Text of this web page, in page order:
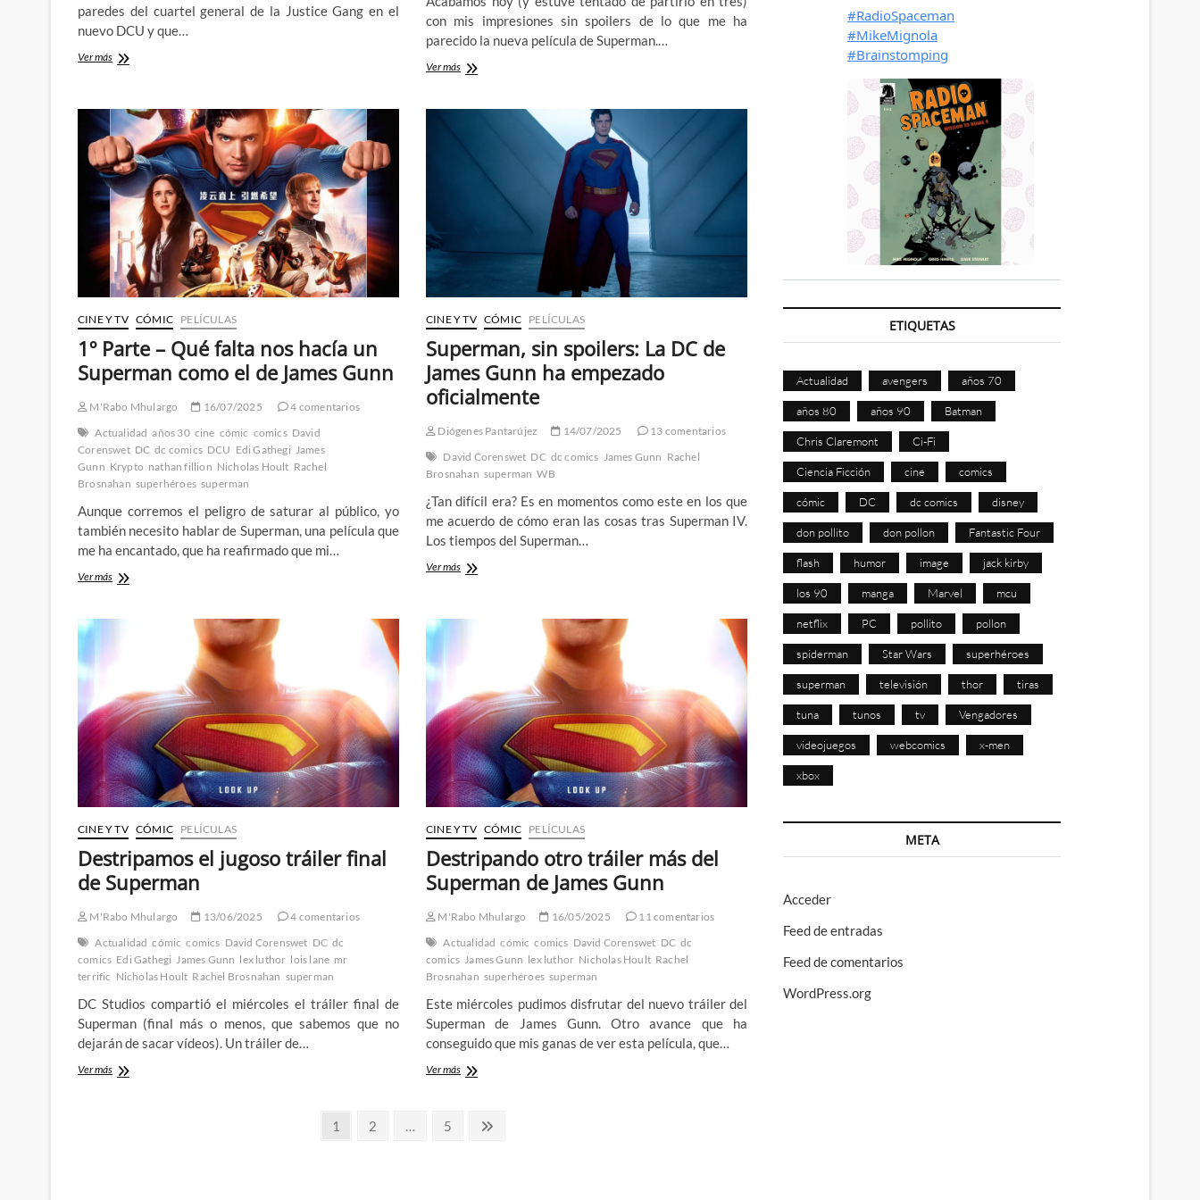
paredes del cuartel general de la Justice Gang en el
nuevo DCU y que…
Ver más¿Qué
mural
de
la
Justice
Gang
sobre
el
futuro
del
DCU?
2ª
Parte
con mis impresiones sin spoilers de lo que me ha
parecido la nueva película de Superman.…
Ver más2º
Superman
CINE Y TV CÓMIC PELÍCULAS
1º Parte – Qué falta nos hacía un
Superman como el de James Gunn
M'Rabo Mhulargo 16/07/2025
4 comentarios
Actualidad años 30 cine cómic comics David
Corenswet DC dc comics DCU Edi Gathegi James
Gunn Krypto nathan fillion Nicholas Hoult Rachel
Brosnahan superhéroes superman
Aunque corremos el peligro de saturar al público, yo
también necesito hablar de Superman, una película que
me ha encantado, que ha reafirmado que mi…
Ver más1º
Superman
como
el
de
James
Gunn
CINE Y TV CÓMIC PELÍCULAS
Superman, sin spoilers: La DC de
James Gunn ha empezado
oficialmente
Diógenes Pantarújez 14/07/2025
13 comentarios
David Corenswet DC dc comics James Gunn Rachel
Brosnahan superman WB
¿Tan difícil era? Es en momentos como este en los que
me acuerdo de cómo eran las cosas tras Superman IV.
Los tiempos del Superman…
Ver másSuperman,
ha
empezado
oficialmente
CINE Y TV CÓMIC PELÍCULAS
Destripamos el jugoso tráiler final
de Superman
M'Rabo Mhulargo 13/06/2025
4 comentarios
Actualidad cómic comics David Corenswet DC dc
comics Edi Gathegi James Gunn lex luthor lois lane mr
terrific Nicholas Hoult Rachel Brosnahan superman
DC Studios compartió el miércoles el tráiler final de
Superman (final más o menos, que sabemos que no
dejarán de sacar vídeos). Un tráiler de…
Ver másDestripamos
CINE Y TV CÓMIC PELÍCULAS
Destripando otro tráiler más del
Superman de James Gunn
M'Rabo Mhulargo 16/05/2025
11 comentarios
Actualidad cómic comics David Corenswet DC dc
comics James Gunn lex luthor Nicholas Hoult Rachel
Brosnahan superhéroes superman
Este miércoles pudimos disfrutar del nuevo tráiler del
Superman de James Gunn. Otro avance que ha
conseguido que mis ganas de ver esta película, que…
Ver másDestripando
Página
1 Página
2 Página
5
Página
ETIQUETAS
Actualidad avengers años 70
años 80 años 90 Batman
Chris Claremont Ci-Fi
Ciencia Ficción cine comics
cómic DC dc comics disney
don pollito don pollon Fantastic Four
flash humor image jack kirby
los 90 manga Marvel mcu
netflix PC pollito pollon
spiderman Star Wars superhéroes
superman televisión thor tiras
tuna tunos tv Vengadores
videojuegos webcomics x-men
xbox
META
Acceder
Feed de entradas
Feed de comentarios
WordPress.org